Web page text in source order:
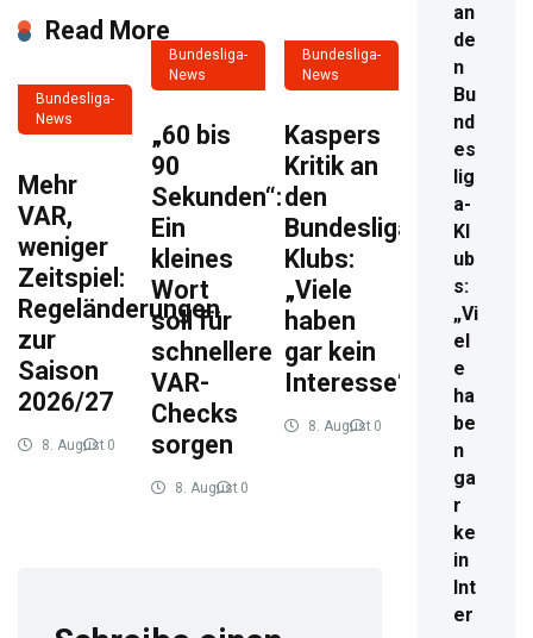
Read More
Bundesliga-
News
Mehr
VAR,
weniger
Zeitspiel:
Regeländerungen
zur
Saison
2026/27
8. August 0
Bundesliga-
News
„60 bis
90
Sekunden“:
Ein
kleines
Wort
soll für
schnellere
VAR-
Checks
sorgen
8. August 0
Bundesliga-
News
Kaspers
Kritik an
den
Bundesliga-
Klubs:
„Viele
haben
gar kein
Interesse“
8. August 0
an
de
n
Bu
nd
es
lig
a-
Kl
ub
s:
„Vi
el
e
ha
be
n
ga
r
ke
in
Int
er